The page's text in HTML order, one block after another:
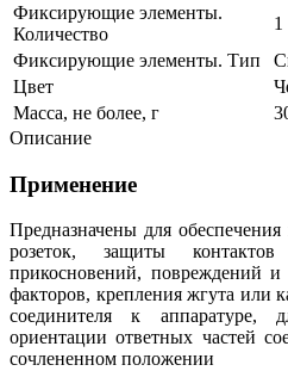
Фиксирующие элементы.
Количество
1
Фиксирующие элементы. Тип
Цвет
Масса, не более, г
Описание
Применение
Предназначены для
розеток, защиты
прикосновений, повреждений и
факторов, крепления жгута или
соединителя к аппаратуре,
ориентации ответных частей
сочлененном положении